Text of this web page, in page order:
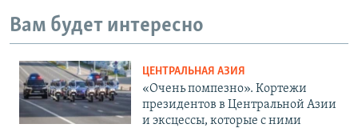
Вам будет интересно
ЦЕНТРАЛЬНАЯ АЗИЯ
«Очень помпезно». Кортежи
президентов в Центральной Азии
и эксцессы, которые с ними